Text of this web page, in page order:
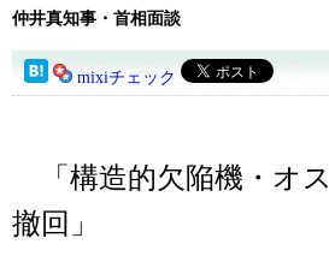
仲井真知事・首相面談
mixiチェック
「構造的欠陥機・オ
撤回」